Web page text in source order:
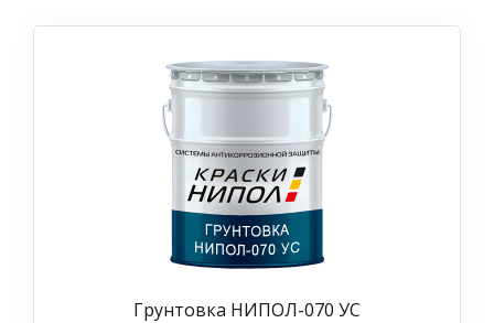
Грунтовка НИПОЛ-070 УС